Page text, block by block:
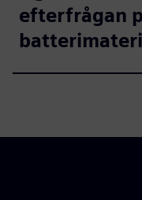
efterfrågan